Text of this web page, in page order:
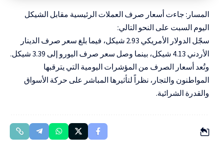
المسار: جاءت أسعار صرف العملات الرئيسية مقابل الشيكل
اليوم السبت على النحو التالي:
سجّل الدولار الأمريكي 2.93 شيكل، فيما بلغ سعر صرف الدينار
الأردني 4.13 شيكل، بينما وصل سعر صرف اليورو إلى 3.39 شيكل.
وتُعد أسعار الصرف من المؤشرات اليومية التي يترقبها
المواطنون والتجار، نظراً لتأثيرها المباشر على حركة الأسواق
والقدرة الشرائية.